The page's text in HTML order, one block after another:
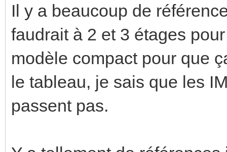
Il y a beaucoup de
faudrait à 2 et 3 étages
modèle compact pour que
le tableau, je sais que les
passent pas.